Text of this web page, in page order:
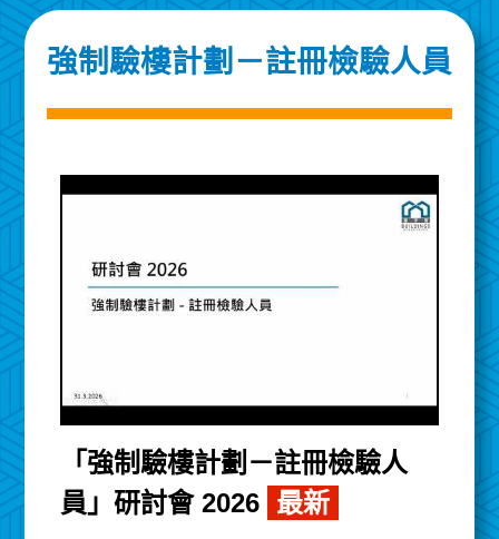
強制驗樓計劃－註冊檢驗人員
「強制驗樓計劃－註冊檢驗人
員」研討會 2026 最新